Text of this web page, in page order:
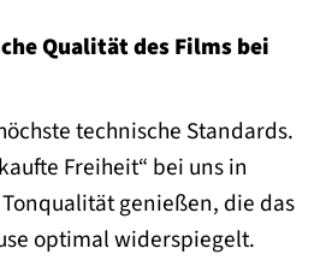
Qualität des Films bei
technische Standards.
Freiheit“ bei uns in
genießen, die das
optimal widerspiegelt.